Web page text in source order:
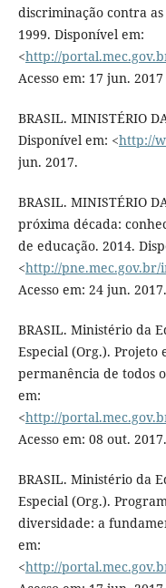
discriminação contra
1999. Disponível em:
<http://
Acesso em: 17 jun. 2017
BRASIL. MINISTÉRIO
Disponível em: <http://
jun. 2017.
BRASIL. MINISTÉRIO
próxima década:
de educação. 2014.
<http://pne.mec.gov.br/
Acesso em: 24 jun. 2017.
BRASIL. Ministério da
Especial (Org.). Projeto
permanência de todos
em:
<http://
Acesso em: 08 out. 2017.
BRASIL. Ministério da
Especial (Org.).
diversidade: a
em:
<http://